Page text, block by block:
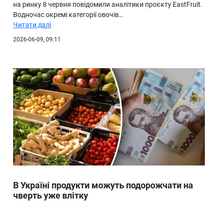
на ринку 8 червня повідомили аналітики проєкту EastFruit.
Водночас окремі категорії овочів…
Читати далі
2026-06-09, 09:11
В Україні продукти можуть подорожчати на
чверть уже влітку